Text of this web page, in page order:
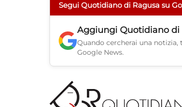
Segui Quotidiano di Ragusa su
Aggiungi Quotidiano di
Quando cercherai una
Google News.